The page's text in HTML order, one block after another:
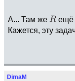
А... Там же
ещё
Кажется, эту
DimaM